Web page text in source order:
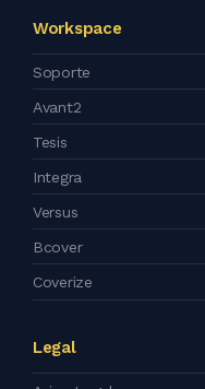
Workspace
Soporte
Avant2
Tesis
Integra
Versus
Bcover
Coverize
Legal